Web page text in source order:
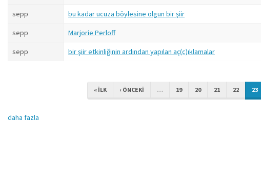
sepp bu kadar ucuza böylesine olgun bir şiir
sepp Marjorie Perloff
sepp bir şiir etkinliğinin ardından yapılan aç(c)ıklamalar
« ILK ‹ ÖNCEKI … 19 20 21 22 23
daha fazla